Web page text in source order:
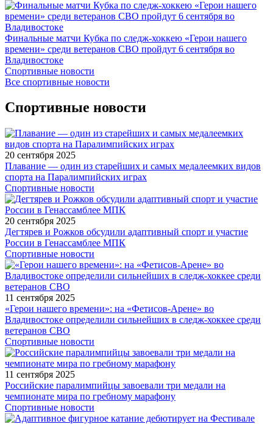
Финальные матчи Кубка по следж-хоккею «Герои нашего
времени» среди ветеранов СВО пройдут 6 сентября во
Владивостоке
Спортивные новости
Все спортивные новости
Спортивные новости
20 сентября 2025
Плавание — один из старейших и самых медалеемких видов
спорта на Паралимпийских играх
Спортивные новости
20 сентября 2025
Дегтярев и Рожков обсудили адаптивный спорт и участие
России в Генассамблее МПК
Спортивные новости
11 сентября 2025
«Герои нашего времени»: на «Фетисов-Арене» во
Владивостоке определили сильнейших в следж-хоккее среди
ветеранов СВО
Спортивные новости
11 сентября 2025
Российские паралимпийцы завоевали три медали на
чемпионате мира по гребному марафону
Спортивные новости